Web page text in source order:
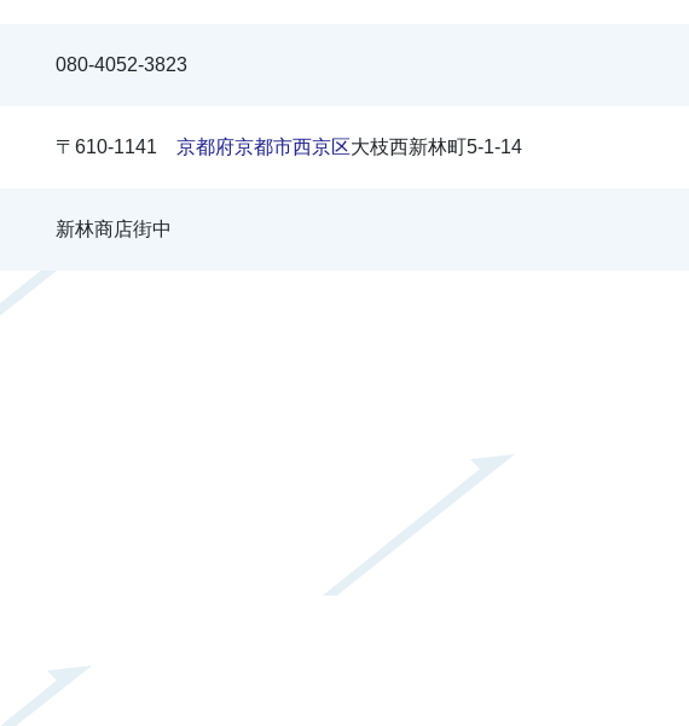
080-4052-3823
〒610-1141 京都府京都市西京区大枝西新林町5-1-14
新林商店街中